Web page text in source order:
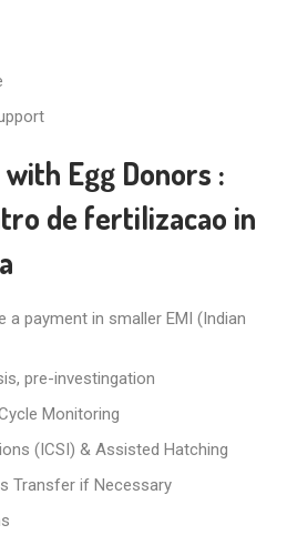
Egg Donors :
de fertilizacao in
a payment in smaller EMI (Indian
pre-investingation
Monitoring
(ICSI) & Assisted Hatching
Transfer if Necessary